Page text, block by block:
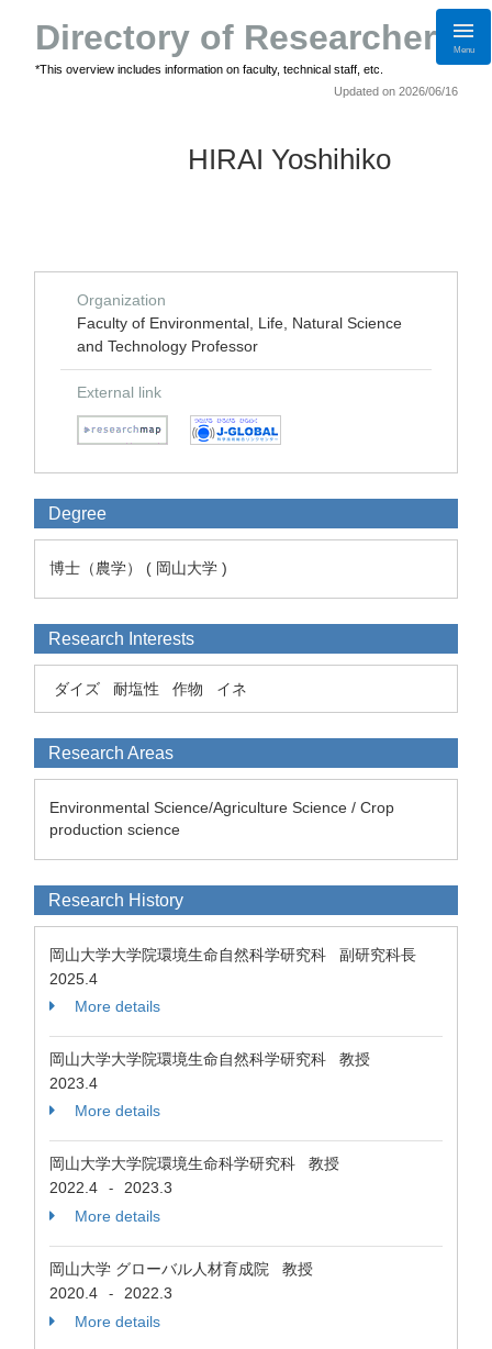
Directory of Researchers
*This overview includes information on faculty, technical staff, etc.
Menu
Updated on 2026/06/16
HIRAI Yoshihiko
Organization
Faculty of Environmental, Life, Natural Science
and Technology Professor
External link
Degree
博士（農学） ( 岡山大学 )
Research Interests
ダイズ 耐塩性 作物 イネ
Research Areas
Environmental Science/Agriculture Science / Crop
production science
Research History
岡山大学大学院環境生命自然科学研究科 副研究科長
2025.4
More details
岡山大学大学院環境生命自然科学研究科 教授
2023.4
More details
岡山大学大学院環境生命科学研究科 教授
2022.4
-
2023.3
More details
岡山大学 グローバル人材育成院 教授
2020.4
-
2022.3
More details